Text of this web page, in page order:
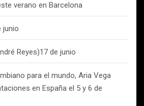
verano en Barcelona
junio
Reyes)17 de junio
para el mundo, Aria Vega
en España el 5 y 6 de